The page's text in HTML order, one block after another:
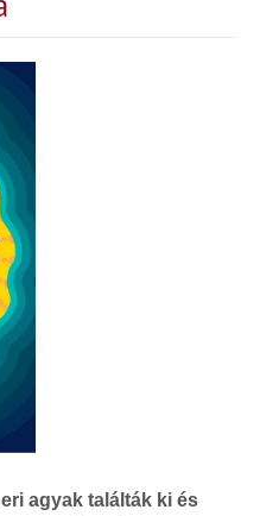
agyak találták ki és